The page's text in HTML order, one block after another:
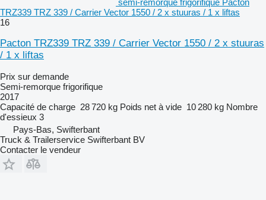
semi-remorque frigorifique Pacton
TRZ339 TRZ 339 / Carrier Vector 1550 / 2 x stuuras / 1 x liftas
16
Pacton TRZ339 TRZ 339 / Carrier Vector 1550 / 2 x stuuras
/ 1 x liftas
Prix sur demande
Semi-remorque frigorifique
2017
Capacité de charge 28 720 kg Poids net à vide 10 280 kg Nombre
d'essieux 3
Pays-Bas, Swifterbant
Truck & Trailerservice Swifterbant BV
Contacter le vendeur